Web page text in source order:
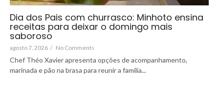
Dia dos Pais com churrasco: Minhoto ensina
receitas para deixar o domingo mais
saboroso
agosto 7, 2026 / No Comments
Chef Théo Xavier apresenta opções de acompanhamento,
marinada e pão na brasa para reunir a família...